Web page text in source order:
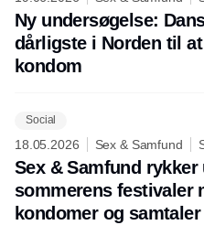
Ny undersøgelse:
dårligste i Norden til
kondom
Social
18.05.2026 Sex & Samfund
Sex & Samfund rykker
sommerens festivaler
kondomer og